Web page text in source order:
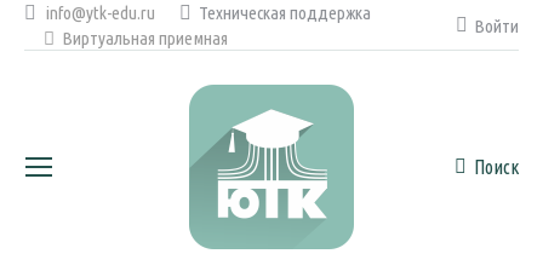
info@ytk-edu.ru
Техническая поддержка
Виртуальная приемная
Войти
Поиск:
Поиск